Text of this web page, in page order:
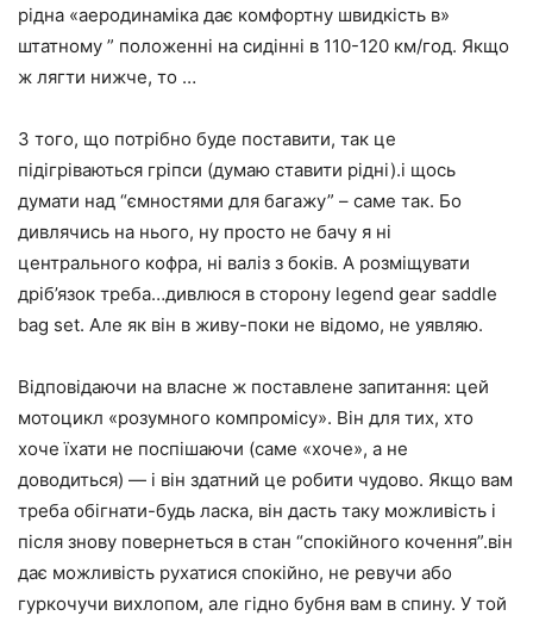
рідна «аеродинаміка дає комфортну швидкість в»
штатному ” положенні на сидінні в 110-120 км/год. Якщо
ж лягти нижче, то …
З того, що потрібно буде поставити, так це
підігріваються гріпси (думаю ставити рідні).і щось
думати над “ємностями для багажу” – саме так. Бо
дивлячись на нього, ну просто не бачу я ні
центрального кофра, ні валіз з боків. А розміщувати
дріб’язок треба…дивлюся в сторону legend gear saddle
bag set. Але як він в живу-поки не відомо, не уявляю.
Відповідаючи на власне ж поставлене запитання: цей
мотоцикл «розумного компромісу». Він для тих, хто
хоче їхати не поспішаючи (саме «хоче», а не
доводиться) — і він здатний це робити чудово. Якщо вам
треба обігнати-будь ласка, він дасть таку можливість і
після знову повернеться в стан “спокійного кочення”.він
дає можливість рухатися спокійно, не ревучи або
гуркочучи вихлопом, але гідно бубня вам в спину. У той